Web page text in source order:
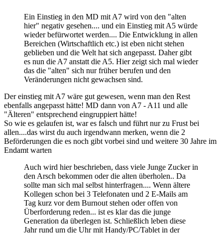
Ein Einstieg in den MD mit A7 wird von den "alten
hier" negativ gesehen.... und ein Einstieg mit A5 würde
wieder befürwortet werden.... Die Entwicklung in allen
Bereichen (Wirtschaftlich etc.) ist eben nicht stehen
geblieben und die Welt hat sich angepasst. Daher gibt
es nun die A7 anstatt die A5. Hier zeigt sich mal wieder
das die "alten" sich nur früher berufen und den
Veränderungen nicht gewachsen sind.
Der einstieg mit A7 wäre gut gewesen, wenn man den Rest
ebenfalls angepasst hätte! MD dann von A7 - A11 und alle
"Älteren" entsprechend eingruppiert hätte!
So wie es gelaufen ist, war es falsch und führt nur zu Frust bei
allen....das wirst du auch irgendwann merken, wenn die 2
Beförderungen die es noch gibt vorbei sind und weitere 30 Jahre im
Endamt warten
Auch wird hier beschrieben, dass viele Junge Zucker in
den Arsch bekommen oder die alten überholen.. Da
sollte man sich mal selbst hinterfragen.... Wenn ältere
Kollegen schon bei 3 Telefonaten und 2 E-Mails am
Tag kurz vor dem Burnout stehen oder offen von
Überforderung reden... ist es klar das die junge
Generation da überlegen ist. Schließlich leben diese
Jahr rund um die Uhr mit Handy/PC/Tablet in der